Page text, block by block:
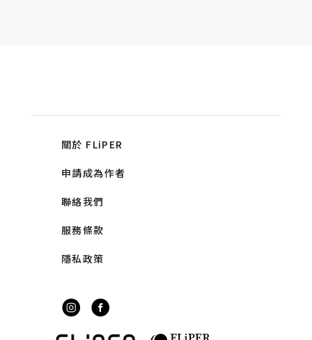
關於 FLiPER
申請成為作者
聯絡我們
服務條款
隱私政策